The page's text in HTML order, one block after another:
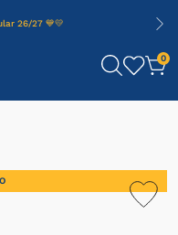
26/27 💙💛
0